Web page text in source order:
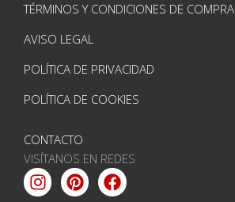
TÉRMINOS Y CONDICIONES DE COMPRA
AVISO LEGAL
POLÍTICA DE PRIVACIDAD
POLÍTICA DE COOKIES
CONTACTO
VISÍTANOS EN REDES
Instagram
PinterestFacebook